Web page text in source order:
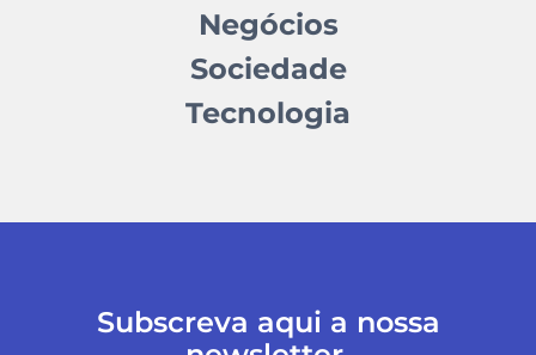
Negócios
Sociedade
Tecnologia
Subscreva aqui a nossa